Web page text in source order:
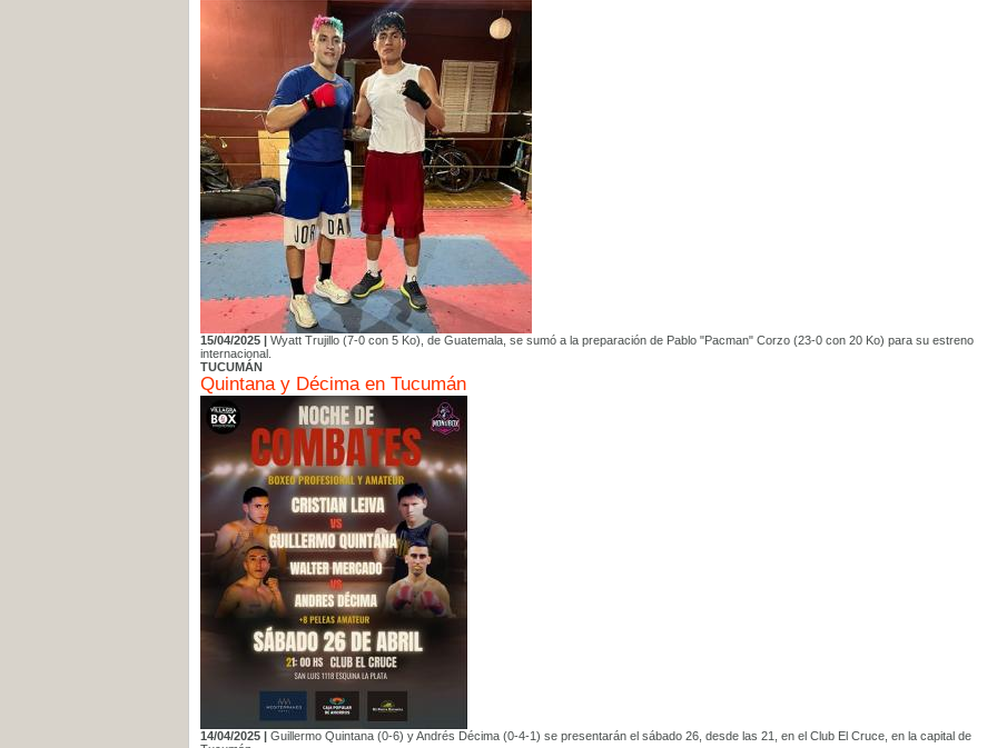
15/04/2025 | Wyatt Trujillo (7-0 con 5 Ko), de Guatemala, se sumó a la preparación de Pablo "Pacman" Corzo (23-0 con 20 Ko) para su estreno
internacional.
TUCUMÁN
Quintana y Décima en Tucumán
14/04/2025 | Guillermo Quintana (0-6) y Andrés Décima (0-4-1) se presentarán el sábado 26, desde las 21, en el Club El Cruce, en la capital de